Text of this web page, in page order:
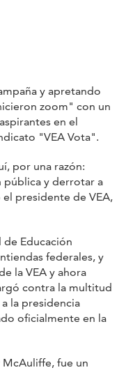
y apretando
zoom" con un
en el
"VEA Vota".
por una razón:
pública y derrotar a
presidente de VEA,
de Educación
federales, y
la VEA y ahora
contra la multitud
la presidencia
oficialmente en la
fue un